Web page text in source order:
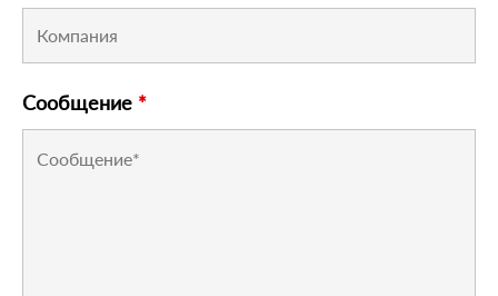
Сообщение *